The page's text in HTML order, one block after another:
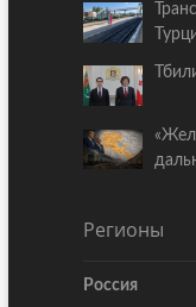
Регионы
Россия